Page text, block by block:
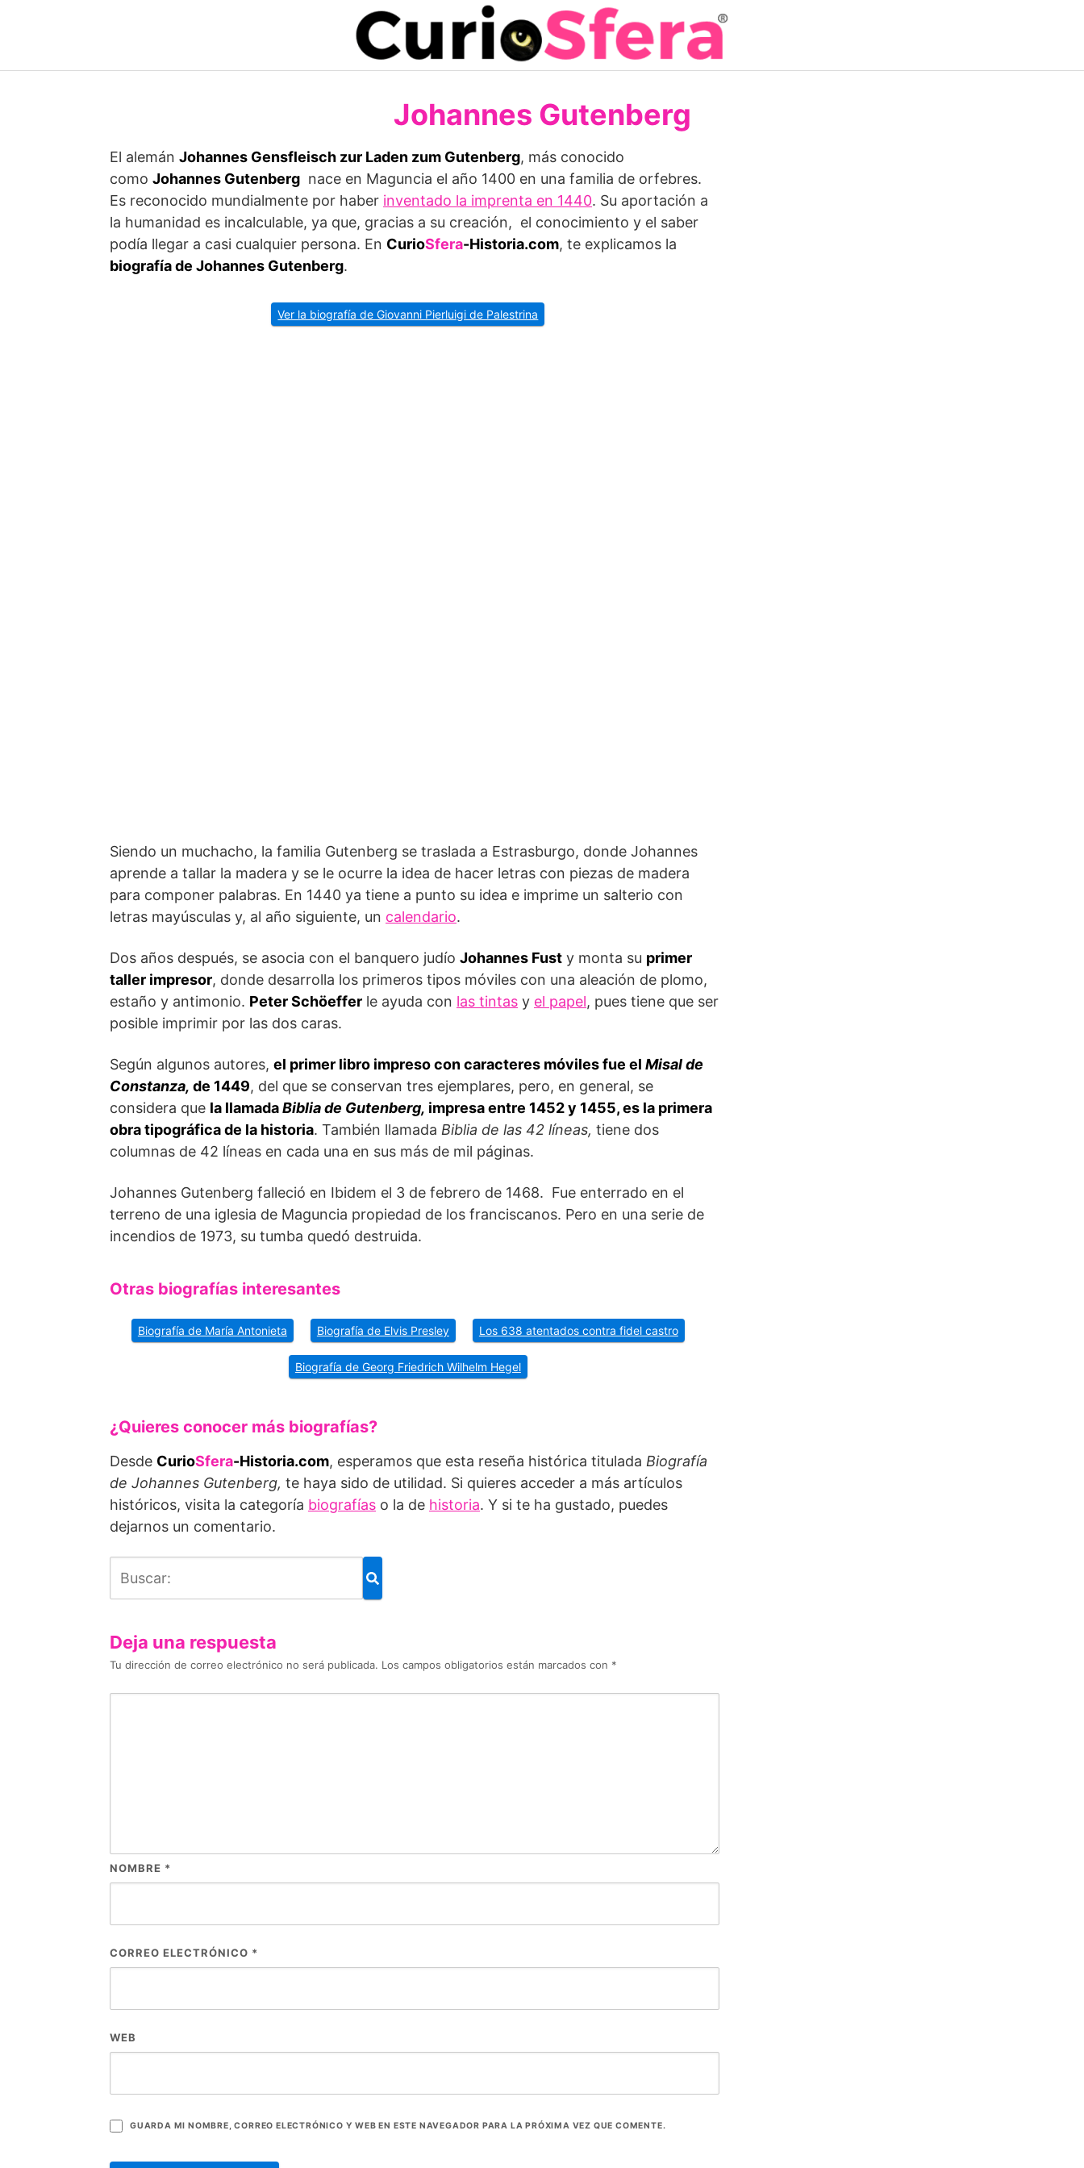
Johannes Gutenberg
El alemán Johannes Gensfleisch zur Laden zum Gutenberg, más conocido
como Johannes Gutenberg nace en Maguncia el año 1400 en una familia de orfebres.
Es reconocido mundialmente por haber inventado la imprenta en 1440. Su aportación a
la humanidad es incalculable, ya que, gracias a su creación, el conocimiento y el saber
podía llegar a casi cualquier persona. En CurioSfera-Historia.com, te explicamos la
biografía de Johannes Gutenberg.
Ver la biografía de Giovanni Pierluigi de Palestrina
Siendo un muchacho, la familia Gutenberg se traslada a Estrasburgo, donde Johannes
aprende a tallar la madera y se le ocurre la idea de hacer letras con piezas de madera
para componer palabras. En 1440 ya tiene a punto su idea e imprime un salterio con
letras mayúsculas y, al año siguiente, un calendario.
Dos años después, se asocia con el banquero judío Johannes Fust y monta su primer
taller impresor, donde desarrolla los primeros tipos móviles con una aleación de plomo,
estaño y antimonio. Peter Schöeffer le ayuda con las tintas y el papel, pues tiene que ser
posible imprimir por las dos caras.
Según algunos autores, el primer libro impreso con caracteres móviles fue el Misal de
Constanza, de 1449, del que se conservan tres ejemplares, pero, en general, se
considera que la llamadaBiblia de Gutenberg, impresa entre 1452 y 1455, es la primera
obra tipográfica de la historia. También llamada Biblia de las 42 líneas, tiene dos
columnas de 42 líneas en cada una en sus más de mil páginas.
Johannes Gutenberg falleció en Ibidem el 3 de febrero de 1468. Fue enterrado en el
terreno de una iglesia de Maguncia propiedad de los franciscanos. Pero en una serie de
incendios de 1973, su tumba quedó destruida.
Otras biografías interesantes
Biografía de María Antonieta Biografía de Elvis Presley Los 638 atentados contra fidel castro
Biografía de Georg Friedrich Wilhelm Hegel
¿Quieres conocer más biografías?
Desde CurioSfera-Historia.com, esperamos que esta reseña histórica titulada Biografía
de Johannes Gutenberg, te haya sido de utilidad. Si quieres acceder a más artículos
históricos, visita la categoría biografías o la de historia. Y si te ha gustado, puedes
dejarnos un comentario.
Deja una respuesta
Tu dirección de correo electrónico no será publicada. Los campos obligatorios están marcados con *
NOMBRE *
CORREO ELECTRÓNICO *
WEB
GUARDA MI NOMBRE, CORREO ELECTRÓNICO Y WEB EN ESTE NAVEGADOR PARA LA PRÓXIMA VEZ QUE COMENTE.